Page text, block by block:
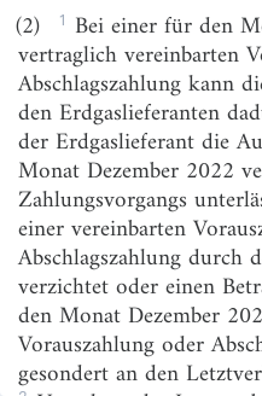
§ 6
§ 7
Vorauszahlungen
§ 8
Antragsverfahren
Erdgaslieferanten
§ 9
Antragsverfahren für
§ 10
Endabrechnung bei
von
bei Lieferanten
§ 10a
Veröffentlichungs-,
(2)
1 Bei einer für den
vertraglich vereinbarten
Abschlagszahlung kann
den Erdgaslieferanten
der Erdgaslieferant die
Monat Dezember 2022
Zahlungsvorgangs
einer vereinbarten
Abschlagszahlung durch
verzichtet oder einen
den Monat Dezember
Vorauszahlung oder
gesondert an den